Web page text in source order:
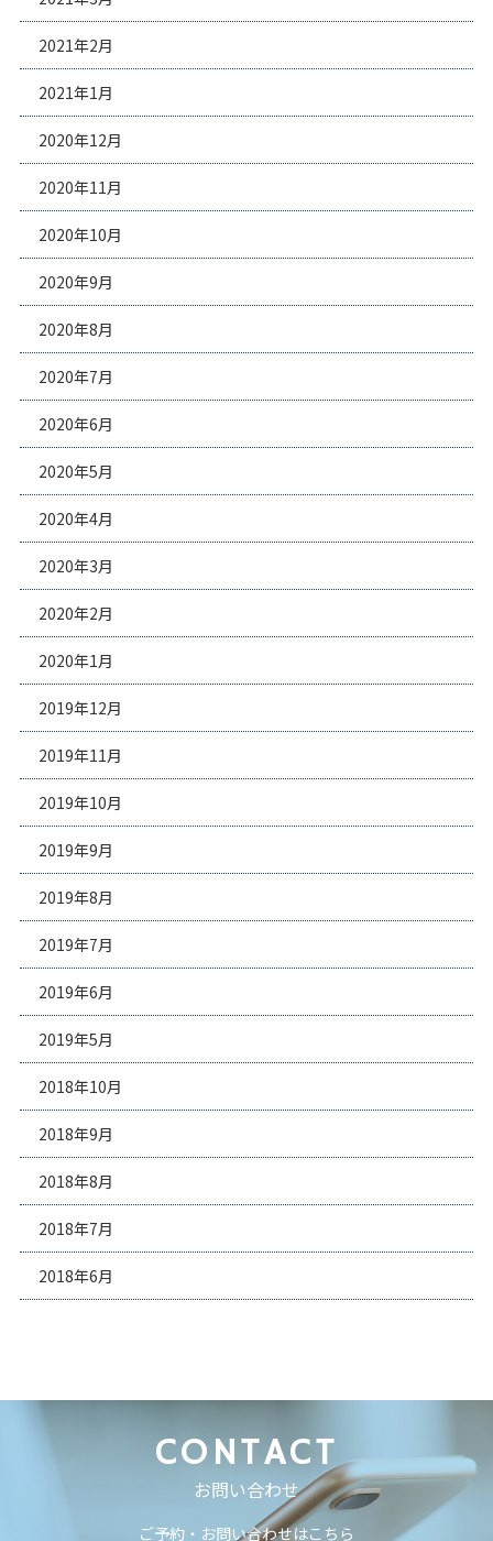
2021年2月
2021年1月
2020年12月
2020年11月
2020年10月
2020年9月
2020年8月
2020年7月
2020年6月
2020年5月
2020年4月
2020年3月
2020年2月
2020年1月
2019年12月
2019年11月
2019年10月
2019年9月
2019年8月
2019年7月
2019年6月
2019年5月
2018年10月
2018年9月
2018年8月
2018年7月
2018年6月
CONTACT
お問い合わせ
ご予約・お問い合わせはこちら